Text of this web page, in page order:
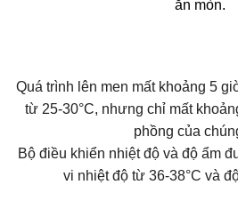
ăn mòn.
Quá trình lên men mất khoảng 5
từ 25-30°C, nhưng chỉ mất
phồng của
Bộ điều khiển nhiệt độ và độ ẩm
vi nhiệt độ từ 36-38°C và